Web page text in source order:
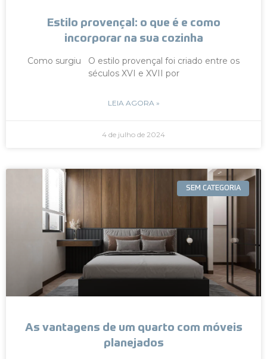
Estilo provençal: o que é e como
incorporar na sua cozinha
Como surgiu O estilo provençal foi criado entre os
séculos XVI e XVII por
LEIA AGORA »
4 de julho de 2024
SEM CATEGORIA
As vantagens de um quarto com móveis
planejados